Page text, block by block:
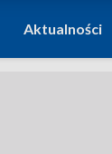
Aktualności